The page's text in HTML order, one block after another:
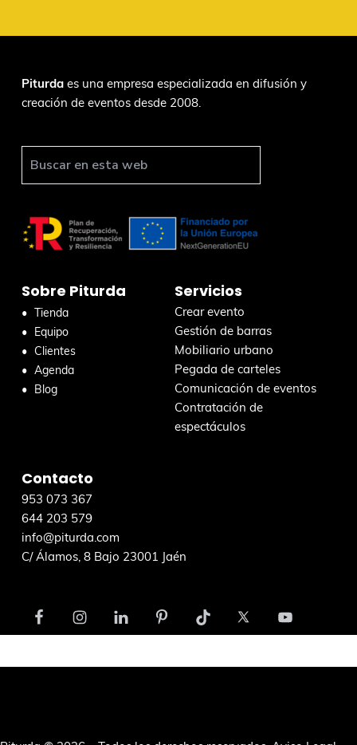
Piturdaes una empresa especializada en difusión y
creación de eventos desde 2008.
c
e
Sobre Piturda
Tienda
Equipo
Clientes
Agenda
Blog
Servicios
Crear evento
Gestión de barras
Mobiliario urbano
Pegada de carteles
Comunicación de eventos
Contratación de
espectáculos
Contacto
953 073 367
644 203 579
info@piturda.com
C/ Álamos, 8 Bajo 23001 Jaén